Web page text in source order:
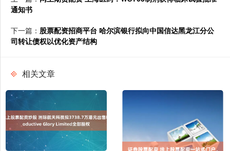
通知书
下一篇： 股票配资招商平台 哈尔滨银行拟向中国信达黑龙江分公
司转让债权以优化资产结构
相关文章